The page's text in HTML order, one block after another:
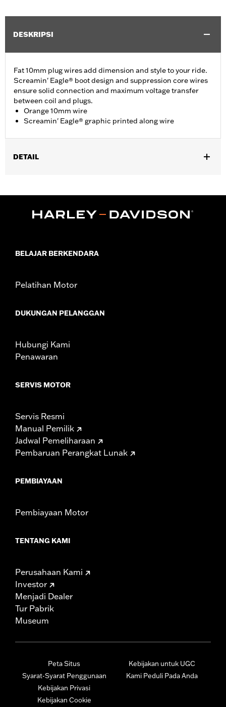
DESKRIPSI
Fat 10mm plug wires add dimension and style to your ride.
Screamin' Eagle® boot design and suppression core wires
ensure solid connection and maximum voltage transfer
between coil and plugs.
Orange 10mm wire
Screamin' Eagle® graphic printed along wire
DETAIL
WARRANTY:1 year limited warranty – Go towww.h-
BELAJAR BERKENDARA
Pelatihan Motor
DUKUNGAN PELANGGAN
Hubungi Kami
Penawaran
SERVIS MOTOR
Servis Resmi
Manual Pemilik
Jadwal Pemeliharaan
Pembaruan Perangkat Lunak
PEMBIAYAAN
Pembiayaan Motor
TENTANG KAMI
Perusahaan Kami
Investor
Menjadi Dealer
Tur Pabrik
Museum
Peta Situs
Syarat-Syarat Penggunaan
Kebijakan Privasi
Kebijakan Cookie
Kebijakan untuk UGC
Kami Peduli Pada Anda